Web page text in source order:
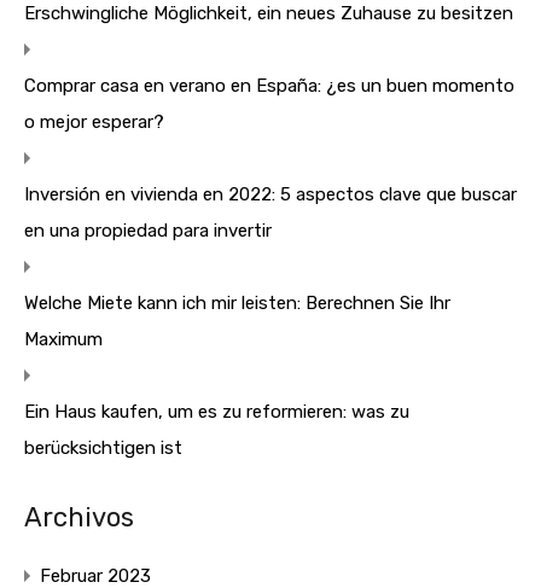
Erschwingliche Möglichkeit, ein neues Zuhause zu besitzen
Comprar casa en verano en España: ¿es un buen momento
o mejor esperar?
Inversión en vivienda en 2022: 5 aspectos clave que buscar
en una propiedad para invertir
Welche Miete kann ich mir leisten: Berechnen Sie Ihr
Maximum
Ein Haus kaufen, um es zu reformieren: was zu
berücksichtigen ist
Archivos
Februar 2023